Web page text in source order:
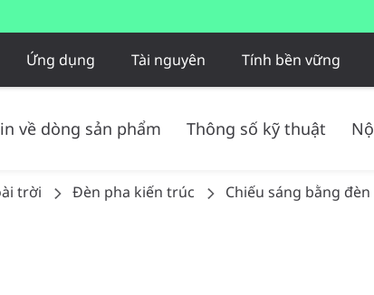
Ứng dụng Tài nguyên Tính bền vững
về dòng sản phẩm Thông số kỹ thuật
trời Đèn pha kiến trúc Chiếu sáng bằng đèn